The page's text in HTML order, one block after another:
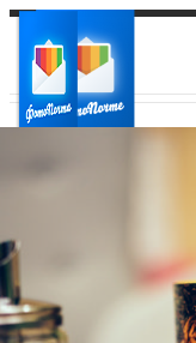
Ваш регион доставки
Выберите из списка: